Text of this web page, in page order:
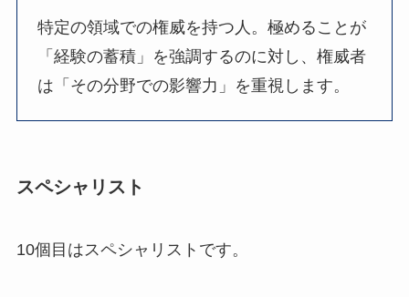
特定の領域での権威を持つ人。極めることが
「経験の蓄積」を強調するのに対し、権威者
は「その分野での影響力」を重視します。
スペシャリスト
10個目はスペシャリストです。